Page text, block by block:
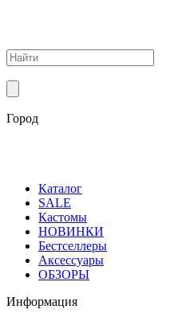
Город
Каталог
SALE
Кастомы
НОВИНКИ
Бестселлеры
Аксессуары
ОБЗОРЫ
Информация